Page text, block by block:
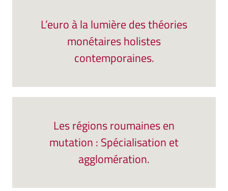
L’euro à la lumière des théories
monétaires holistes
contemporaines.
Les régions roumaines en
mutation : Spécialisation et
agglomération.